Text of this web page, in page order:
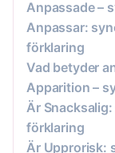
Anpassade –
Anpassar:
förklaring
Vad betyder
Apparition –
Är
förklaring
Är Upprorisk: